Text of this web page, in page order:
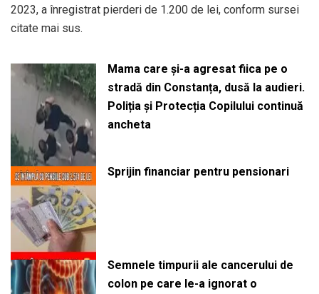
2023, a înregistrat pierderi de 1.200 de lei, conform sursei
citate mai sus.
Mama care și-a agresat fiica pe o
stradă din Constanța, dusă la audieri.
Poliția și Protecția Copilului continuă
ancheta
Sprijin financiar pentru pensionari
Semnele timpurii ale cancerului de
colon pe care le-a ignorat o